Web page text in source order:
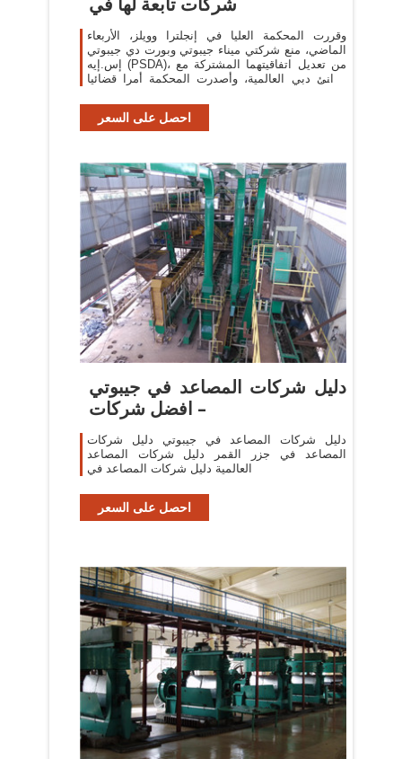
وقررت المحكمة العليا في إنجلترا وويلز، الأربعاء
الماضي، منع شركتي ميناء جيبوتي وبورت دي جيبوتي
إس.إيه (PSDA)، من تعديل اتفاقيتهما المشتركة مع
موانئ دبي العالمية، وأصدرت المحكمة أمرا قضائيا
احصل على السعر
دليل شركات المصاعد في جيبوتي
– افضل شركات
دليل شركات المصاعد في جيبوتي دليل شركات
المصاعد في جزر القمر دليل شركات المصاعد
العالمية دليل شركات المصاعد في
احصل على السعر